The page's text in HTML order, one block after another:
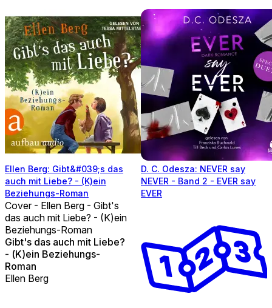
Ellen Berg: Gibt&#039;s das
auch mit Liebe? - (K)ein
Beziehungs-Roman
Cover - Ellen Berg - Gibt's
das auch mit Liebe? - (K)ein
Beziehungs-Roman
Gibt's das auch mit Liebe?
- (K)ein Beziehungs-
Roman
Ellen Berg
D. C. Odesza: NEVER say
NEVER - Band 2 - EVER say
EVER